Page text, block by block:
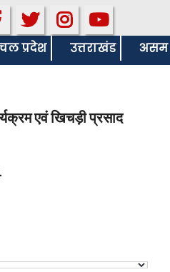
प्रदेश उत्तराखंड असम
एवं खिचड़ी प्रसाद